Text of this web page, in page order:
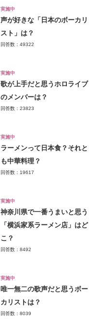
実施中
声が好きな「日本のボーカリ
スト」は？
回答数：49322
実施中
歌が上手だと思うホロライブ
のメンバーは？
回答数：23823
実施中
ラーメンって日本食？それと
も中華料理？
回答数：19617
実施中
神奈川県で一番うまいと思う
「横浜家系ラーメン店」はど
こ？
回答数：8492
実施中
唯一無二の歌声だと思うボー
カリストは？
回答数：8039